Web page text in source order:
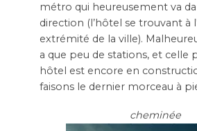
métro qui heureusement va
direction (l’hôtel se trouvant à
extrémité de la ville).
a que peu de stations, et celle
hôtel est encore en
faisons le dernier morceau à
cheminée